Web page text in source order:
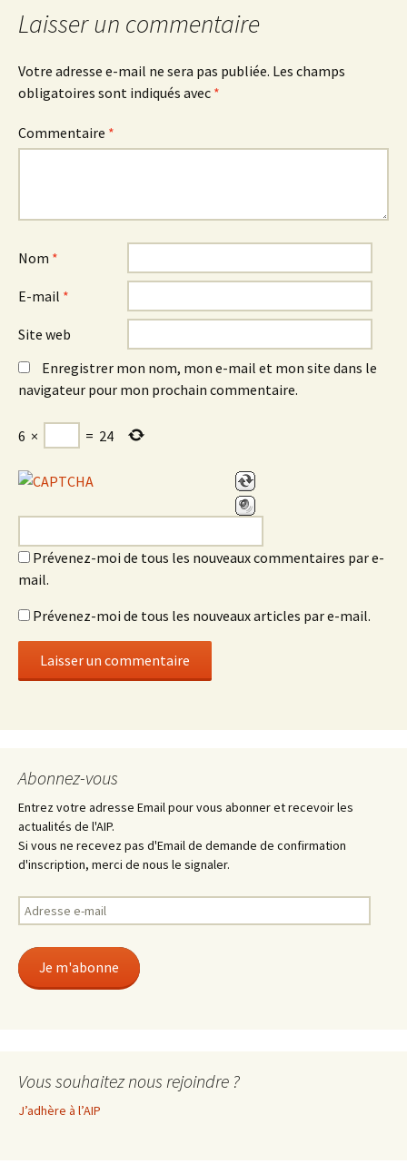
Laisser un commentaire
Votre adresse e-mail ne sera pas publiée. Les champs
obligatoires sont indiqués avec *
Commentaire *
Nom *
E-mail *
Site web
Enregistrer mon nom, mon e-mail et mon site dans le
navigateur pour mon prochain commentaire.
6 × = 24
Prévenez-moi de tous les nouveaux commentaires par e-
mail.
Prévenez-moi de tous les nouveaux articles par e-mail.
Abonnez-vous
Entrez votre adresse Email pour vous abonner et recevoir les
actualités de l'AIP.
Si vous ne recevez pas d'Email de demande de confirmation
d'inscription, merci de nous le signaler.
Adresse
e-
Je m'abonne
Vous souhaitez nous rejoindre ?
J’adhère à l’AIP